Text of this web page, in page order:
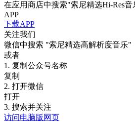
在应用商店中搜索"索尼精选Hi-Res
APP
下载APP
关注我们
微信中搜索 "索尼精选高解析度音乐"
或者
1. 复制公众号名称
复制
2. 打开微信
打开
3. 搜索并关注
访问电脑版网页